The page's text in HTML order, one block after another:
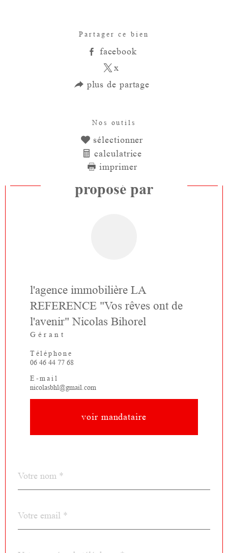
Partager ce bien
facebook
x
plus de partage
Nos outils
sélectionner
calculatrice
imprimer
Ce bien vous est
proposé par
l'agence immobilière LA
REFERENCE "Vos rêves ont de
l'avenir" Nicolas Bihorel
Gérant
Téléphone
06 46 44 77 68
E-mail
nicolasbhl@gmail.com
voir mandataire
par
*
*